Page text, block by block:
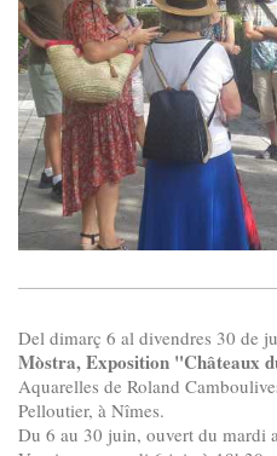
Del dimarç 6 al divendres 30 de
Mòstra, Exposition "Châteaux
Aquarelles de Roland
Pelloutier, à Nîmes.
Du 6 au 30 juin, ouvert du mardi